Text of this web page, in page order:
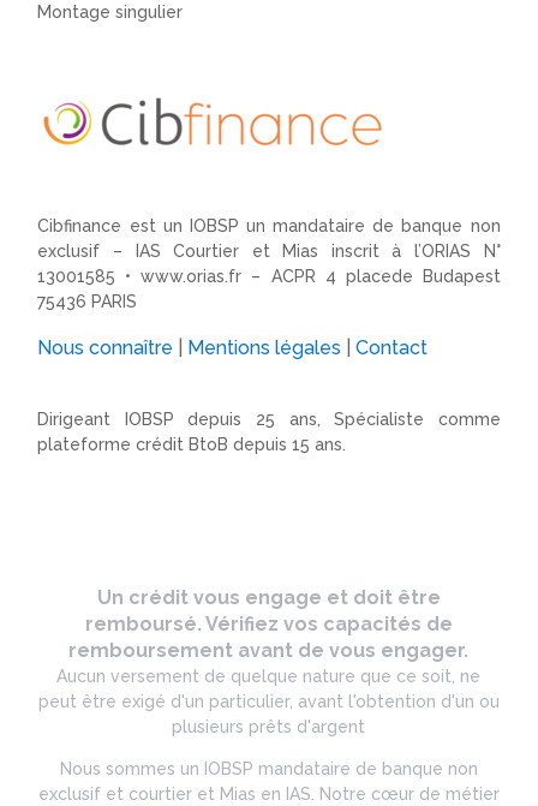
Montage singulier
Cibfinance est un IOBSP un mandataire de banque non
exclusif – IAS Courtier et Mias inscrit à l’ORIAS N°
13001585 •www.orias.fr – ACPR 4 placede Budapest
75436 PARIS
Nous connaître Mentions légales |Contact
Dirigeant IOBSP depuis 25 ans, Spécialiste comme
plateforme crédit BtoB depuis 15 ans.
Un crédit vous engage et doit être
remboursé. Vérifiez vos capacités de
remboursement avant de vous engager.
Aucun versement de quelque nature que ce soit, ne
peut être exigé d'un particulier, avant l'obtention d'un ou
plusieurs prêts d'argent
Nous sommes un IOBSP mandataire de banque non
exclusif et courtier et Mias en IAS. Notre cœur de métier